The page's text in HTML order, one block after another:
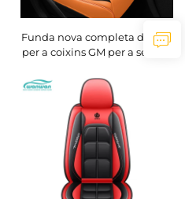
Funda nova completa de cuir
per a coixins GM per a seients
estacions, directe de fàbrica,
best-seller a Amazon